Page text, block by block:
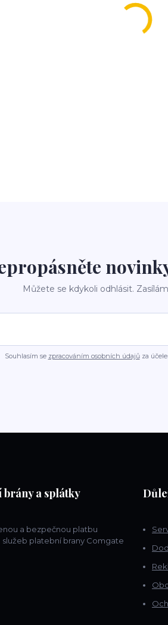
Můžete se kdykoli odhlásit.
Souhlasím se zpracováním osobních údajůza
brány a splátky
a bezpečnou platbu
služeb platební brany Comgate